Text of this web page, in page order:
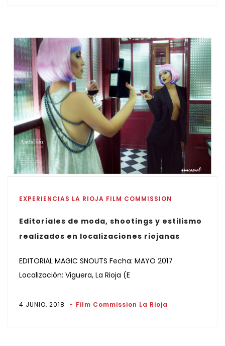
EXPERIENCIAS LA RIOJA FILM COMMISSION
Editoriales de moda, shootings y estilismo
realizados en localizaciones riojanas
EDITORIAL MAGIC SNOUTS Fecha: MAYO 2017
Localización: Viguera, La Rioja (E
4 JUNIO, 2018 Film Commission La Rioja